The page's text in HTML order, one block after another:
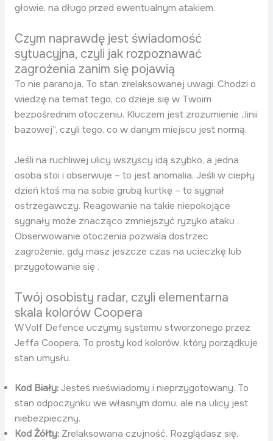
głowie, na długo przed ewentualnym atakiem.
Czym naprawdę jest świadomość
sytuacyjna, czyli jak rozpoznawać
zagrożenia zanim się pojawią
To nie paranoja. To stan zrelaksowanej uwagi. Chodzi o
wiedzę na temat tego, co dzieje się w Twoim
bezpośrednim otoczeniu. Kluczem jest zrozumienie „linii
bazowej”, czyli tego, co w danym miejscu jest normą.
Jeśli na ruchliwej ulicy wszyscy idą szybko, a jedna
osoba stoi i obserwuje – to jest anomalia. Jeśli w ciepły
dzień ktoś ma na sobie grubą kurtkę – to sygnał
ostrzegawczy. Reagowanie na takie niepokojące
sygnały może znacząco zmniejszyć ryzyko ataku .
Obserwowanie otoczenia pozwala dostrzec
zagrożenie, gdy masz jeszcze czas na ucieczkę lub
przygotowanie się .
Twój osobisty radar, czyli elementarna
skala kolorów Coopera
W Volf Defence uczymy systemu stworzonego przez
Jeffa Coopera. To prosty kod kolorów, który porządkuje
stan umysłu.
Kod Biały:Jesteś nieświadomy i nieprzygotowany. To
stan odpoczynku we własnym domu, ale na ulicy jest
niebezpieczny.
Kod Żółty:Zrelaksowana czujność. Rozglądasz się,